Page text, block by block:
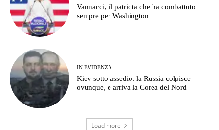
Vannacci, il patriota che ha combattuto
sempre per Washington
IN EVIDENZA
Kiev sotto assedio: la Russia colpisce
ovunque, e arriva la Corea del Nord
Load more